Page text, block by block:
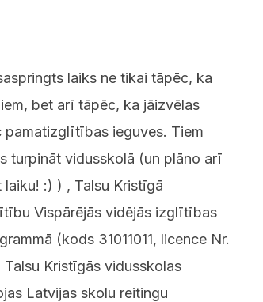
laiks ne tikai tāpēc, ka
bet arī tāpēc, ka jāizvēlas
ieguves. Tiem
turpināt vidusskolā (un plāno arī
:) ) , Talsu Kristīgā
Vispārējās vidējās izglītības
(kods 31011011, licence Nr.
Kristīgās vidusskolas
Latvijas skolu reitingu